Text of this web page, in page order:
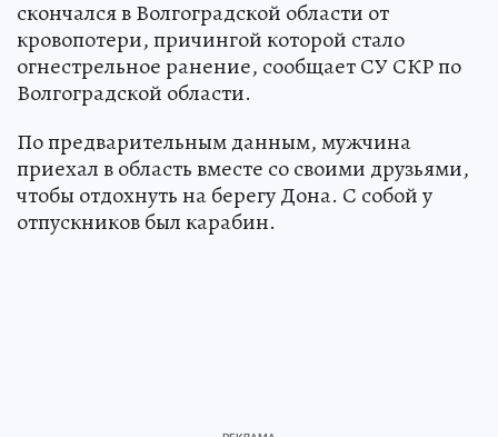
скончался в Волгоградской области от
кровопотери, причингой которой стало
огнестрельное ранение, сообщает СУ СКР по
Волгоградской области.
По предварительным данным, мужчина
приехал в область вместе со своими друзьями,
чтобы отдохнуть на берегу Дона. С собой у
отпускников был карабин.